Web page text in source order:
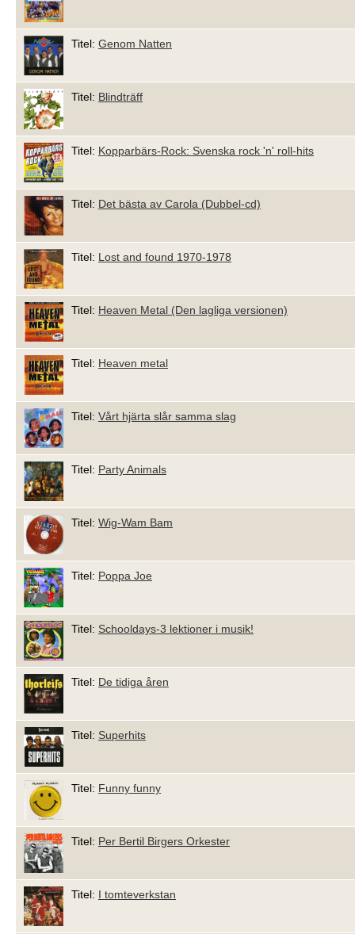
Titel: Genom Natten
Titel: Blindträff
Titel: Kopparbärs-Rock: Svenska rock 'n' roll-hits
Titel: Det bästa av Carola (Dubbel-cd)
Titel: Lost and found 1970-1978
Titel: Heaven Metal (Den lagliga versionen)
Titel: Heaven metal
Titel: Vårt hjärta slår samma slag
Titel: Party Animals
Titel: Wig-Wam Bam
Titel: Poppa Joe
Titel: Schooldays-3 lektioner i musik!
Titel: De tidiga åren
Titel: Superhits
Titel: Funny funny
Titel: Per Bertil Birgers Orkester
Titel: I tomteverkstan